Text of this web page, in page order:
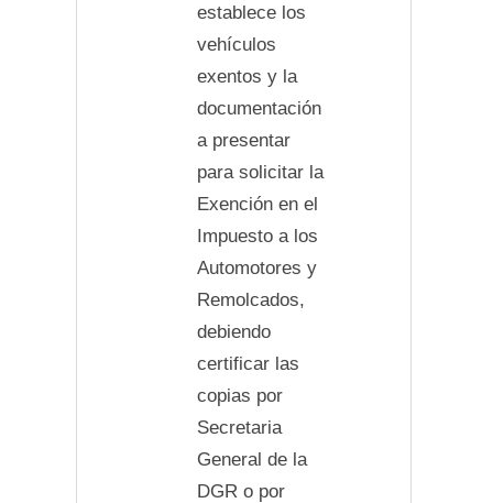
establece los
vehículos
exentos y la
documentación
a presentar
para solicitar la
Exención en el
Impuesto a los
Automotores y
Remolcados,
debiendo
certificar las
copias por
Secretaria
General de la
DGR o por